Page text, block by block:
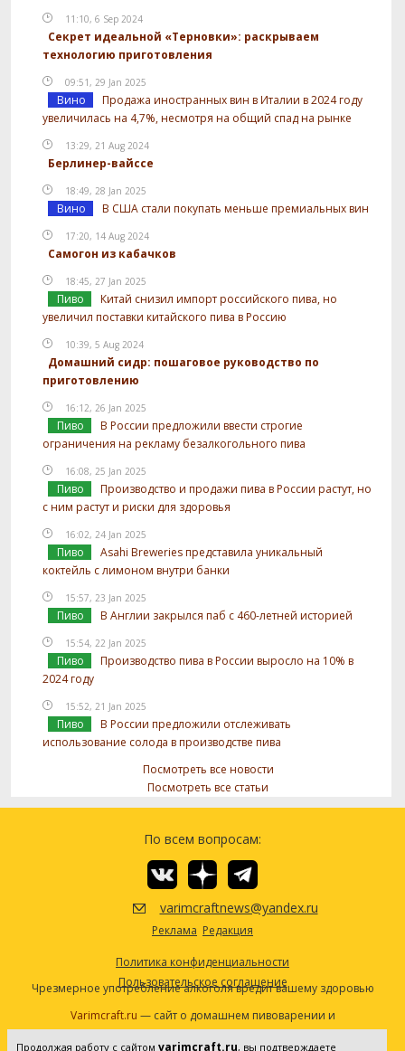
11:10, 6 Sep 2024
Секрет идеальной «Терновки»: раскрываем
технологию приготовления
09:51, 29 Jan 2025
Вино
Продажа иностранных вин в Италии в 2024 году
увеличилась на 4,7%, несмотря на общий спад на рынке
13:29, 21 Aug 2024
Берлинер-вайссе
18:49, 28 Jan 2025
Вино В США стали покупать меньше премиальных вин
17:20, 14 Aug 2024
Самогон из кабачков
18:45, 27 Jan 2025
Пиво
Китай снизил импорт российского пива, но
увеличил поставки китайского пива в Россию
10:39, 5 Aug 2024
Домашний сидр: пошаговое руководство по
приготовлению
16:12, 26 Jan 2025
Пиво
В России предложили ввести строгие
ограничения на рекламу безалкогольного пива
16:08, 25 Jan 2025
Пиво
Производство и продажи пива в России растут, но
с ним растут и риски для здоровья
16:02, 24 Jan 2025
Пиво
Asahi Breweries представила уникальный
коктейль с лимоном внутри банки
15:57, 23 Jan 2025
Пиво В Англии закрылся паб с 460-летней историей
15:54, 22 Jan 2025
Пиво
Производство пива в России выросло на 10% в
2024 году
15:52, 21 Jan 2025
Пиво
В России предложили отслеживать
использование солода в производстве пива
Посмотреть все новости
Посмотреть все статьи
По всем вопросам:
varimcraftnews@yandex.ru
Реклама Редакция
Политика конфиденциальности
Пользовательское соглашение
Чрезмерное употребление алкоголя вредит вашему здоровью
Varimcraft.ru — сайт о домашнем пивоварении и
самогоноварении.
Продолжая работу с сайтом varimcraft.ru, вы подтверждаете